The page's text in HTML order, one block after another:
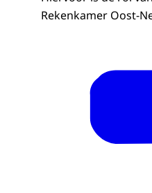
Rekenkamer Oost-